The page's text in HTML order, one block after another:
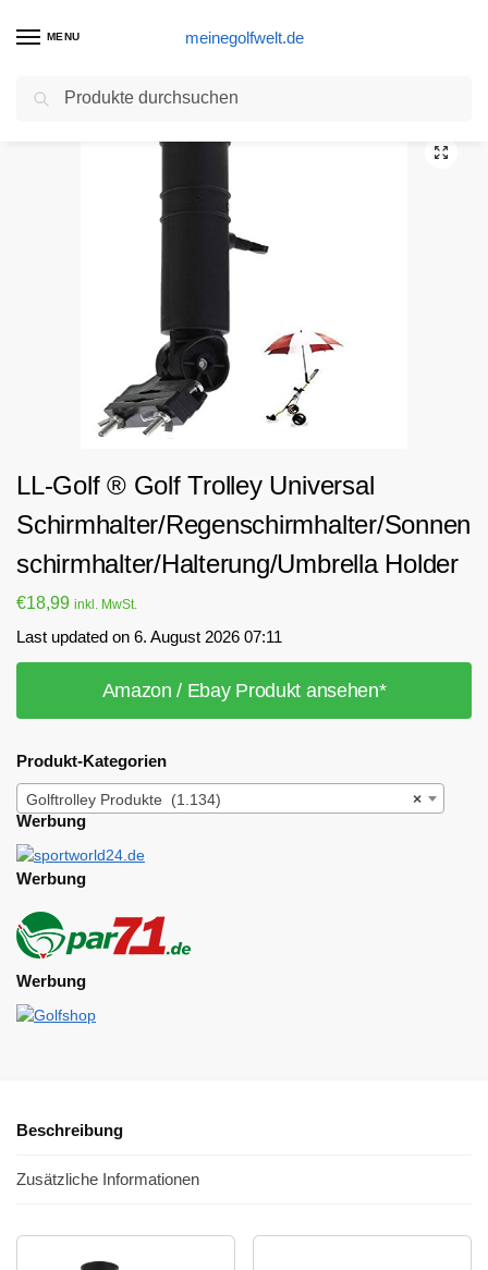
MENU meinegolfwelt.de
Start Golftrolley Produkte / LL-Golf ® Golf Trolley Universal Schirmhalter/Regenschirmhalter/Sonnenschirmhalter/Halterung/Umbrella Holder
LL-Golf ® Golf Trolley Universal
Schirmhalter/Regenschirmhalter/Sonnen
schirmhalter/Halterung/Umbrella Holder
€18,99 inkl. MwSt.
Last updated on 6. August 2026 07:11
Amazon / Ebay Produkt ansehen*
Produkt-Kategorien
×
Golftrolley Produkte (1.134)
Werbung
Werbung
Werbung
Beschreibung
Zusätzliche Informationen